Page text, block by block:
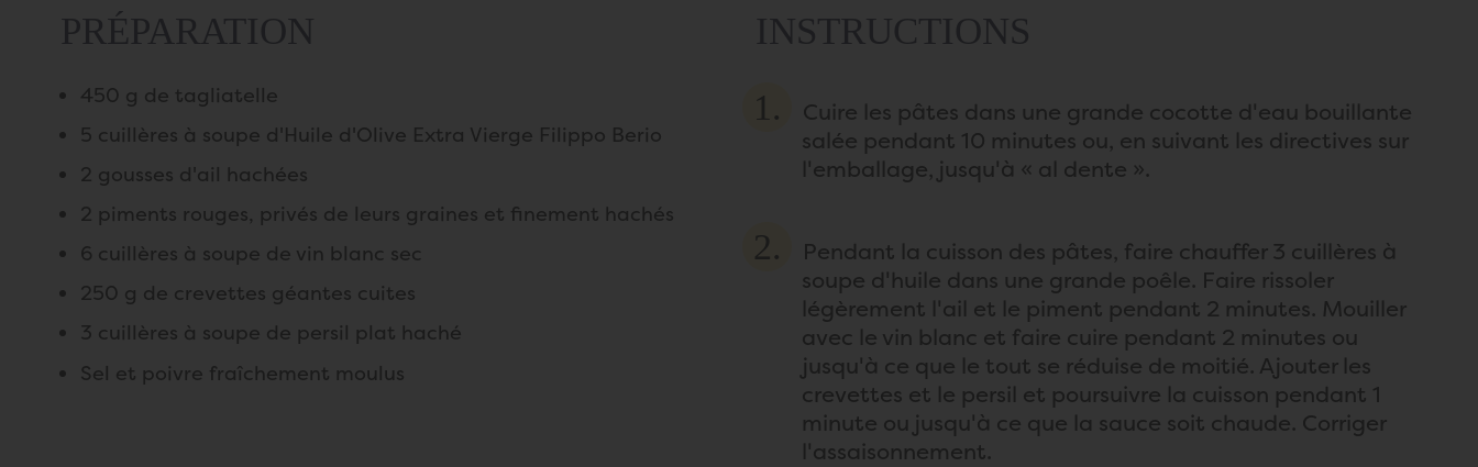
PRÉPARATION
450 g de tagliatelle
5 cuillères à soupe d'Huile d'Olive Extra Vierge Filippo Berio
2 gousses d'ail hachées
2 piments rouges, privés de leurs graines et finement hachés
6 cuillères à soupe de vin blanc sec
250 g de crevettes géantes cuites
3 cuillères à soupe de persil plat haché
Sel et poivre fraîchement moulus
INSTRUCTIONS
Cuire les pâtes dans une grande cocotte d'eau bouillante
salée pendant 10 minutes ou, en suivant les directives sur
l'emballage, jusqu'à « al dente ».
Pendant la cuisson des pâtes, faire chauffer 3 cuillères à
soupe d'huile dans une grande poêle. Faire rissoler
légèrement l'ail et le piment pendant 2 minutes. Mouiller
avec le vin blanc et faire cuire pendant 2 minutes ou
jusqu'à ce que le tout se réduise de moitié. Ajouter les
crevettes et le persil et poursuivre la cuisson pendant 1
minute ou jusqu'à ce que la sauce soit chaude. Corriger
l'assaisonnement.